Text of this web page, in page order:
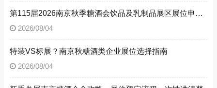
第115届2026南京秋季糖酒会饮品及乳制品展区展位申请技巧
2026/08/04
特装VS标展？南京秋糖酒类企业展位选择指南
2026/08/04